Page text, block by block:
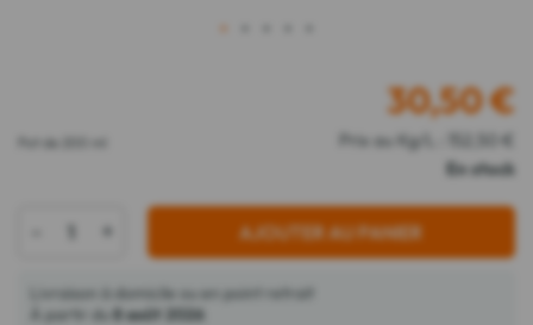
1
Pot de 200 ml
30,50€
Prix au Kg/L : 152,50 €
En stock
+ AJOUTER AU PANIER
Livraison à domicile ou en point retrait
À partir du 8 août 2026